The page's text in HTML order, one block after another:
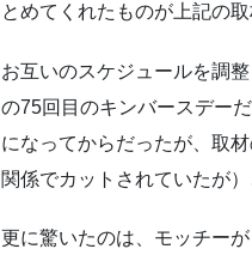
とめてくれたものが上記の取
お互いのスケジュールを調
の75回目のキンバースデー
になってからだったが、取
関係でカットされていたが
更に驚いたのは、モッチー